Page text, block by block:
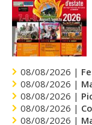
08/08/2026 |
08/08/2026 |
08/08/2026 |
08/08/2026 |
08/08/2026 |